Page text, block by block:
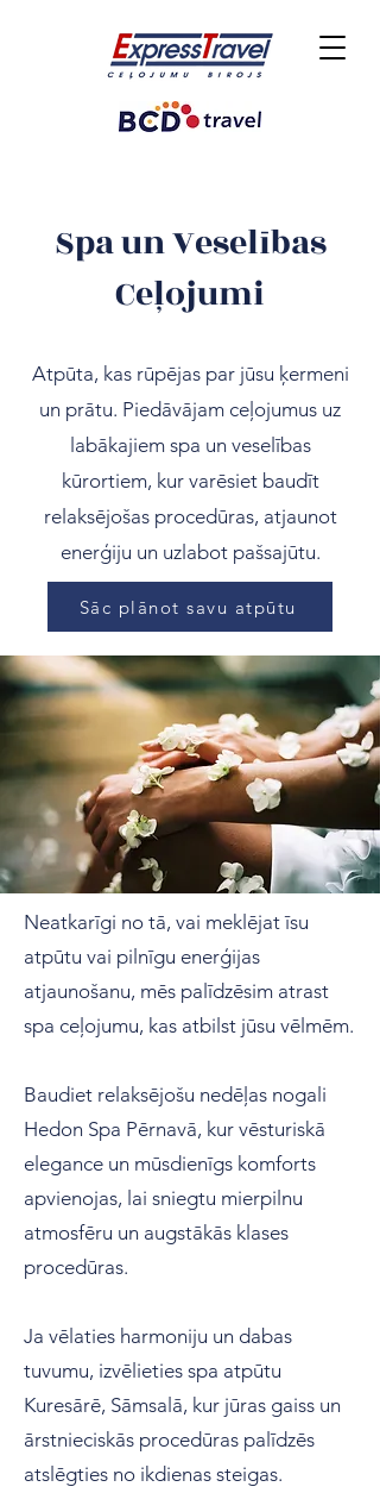
Spa un Veselības
Ceļojumi
Atpūta, kas rūpējas par jūsu ķermeni
un prātu. Piedāvājam ceļojumus uz
labākajiem spa un veselības
kūrortiem, kur varēsiet baudīt
relaksējošas procedūras, atjaunot
enerģiju un uzlabot pašsajūtu.
Sāc plānot savu atpūtu
Neatkarīgi no tā, vai meklējat īsu
atpūtu vai pilnīgu enerģijas
atjaunošanu, mēs palīdzēsim atrast
spa ceļojumu, kas atbilst jūsu vēlmēm.
Baudiet relaksējošu nedēļas nogali
Hedon Spa Pērnavā, kur vēsturiskā
elegance un mūsdienīgs komforts
apvienojas, lai sniegtu mierpilnu
atmosfēru un augstākās klases
procedūras.
Ja vēlaties harmoniju un dabas
tuvumu, izvēlieties spa atpūtu
Kuresārē, Sāmsalā, kur jūras gaiss un
ārstnieciskās procedūras palīdzēs
atslēgties no ikdienas steigas.